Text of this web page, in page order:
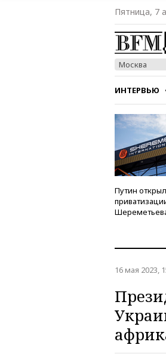
Пятница, 7
Москва
ИНТЕРВЬЮ
СТИЛЬ
Путин
16 мая 2023,